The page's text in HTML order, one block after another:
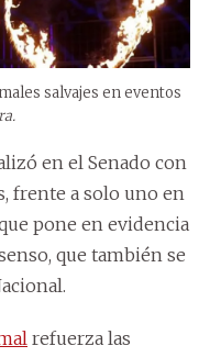
salvajes en eventos
en el Senado con
frente a solo uno en
pone en evidencia
que también se
refuerza las